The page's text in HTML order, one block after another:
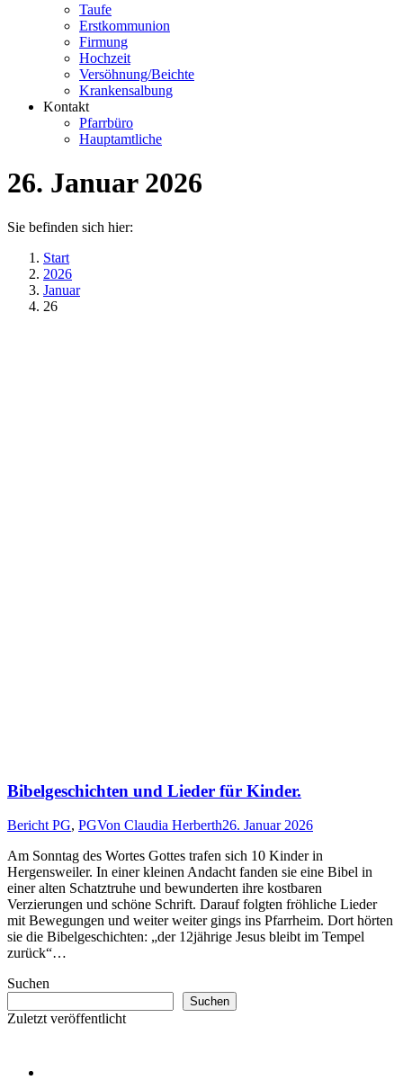
Taufe
Erstkommunion
Firmung
Hochzeit
Versöhnung/Beichte
Krankensalbung
Kontakt
Pfarrbüro
Hauptamtliche
26. Januar 2026
Sie befinden sich hier:
Start
2026
Januar
26
Bibelgeschichten und Lieder für Kinder.
Bericht PG, PGVon Claudia Herberth26. Januar 2026
Am Sonntag des Wortes Gottes trafen sich 10 Kinder in
Hergensweiler. In einer kleinen Andacht fanden sie eine Bibel in
einer alten Schatztruhe und bewunderten ihre kostbaren
Verzierungen und schöne Schrift. Darauf folgten fröhliche Lieder
mit Bewegungen und weiter weiter gings ins Pfarrheim. Dort hörten
sie die Bibelgeschichten: „der 12jährige Jesus bleibt im Tempel
zurück“…
Suchen
Suchen
Zuletzt veröffentlicht